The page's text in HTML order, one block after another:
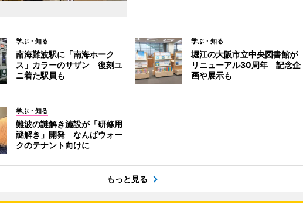
学ぶ・知る
南海難波駅に「南海ホーク
ス」カラーのサザン 復刻ユ
ニ着た駅員も
学ぶ・知る
堀江の大阪市立中央図書館が
リニューアル30周年 記念企
画や展示も
学ぶ・知る
難波の謎解き施設が「研修用
謎解き」開発 なんばウォー
クのテナント向けに
もっと見る